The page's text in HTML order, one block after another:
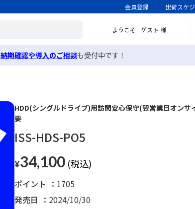
会員登録 出荷スケ
ようこそ ゲスト 様
納期確認や導入のご相談も受付中です！
HDD(シングルドライブ)用訪問安心保守(翌営業日オンサ
要
ISS-HDS-PO5
¥34,100
発売日 2024/10/30
ポイント 1705